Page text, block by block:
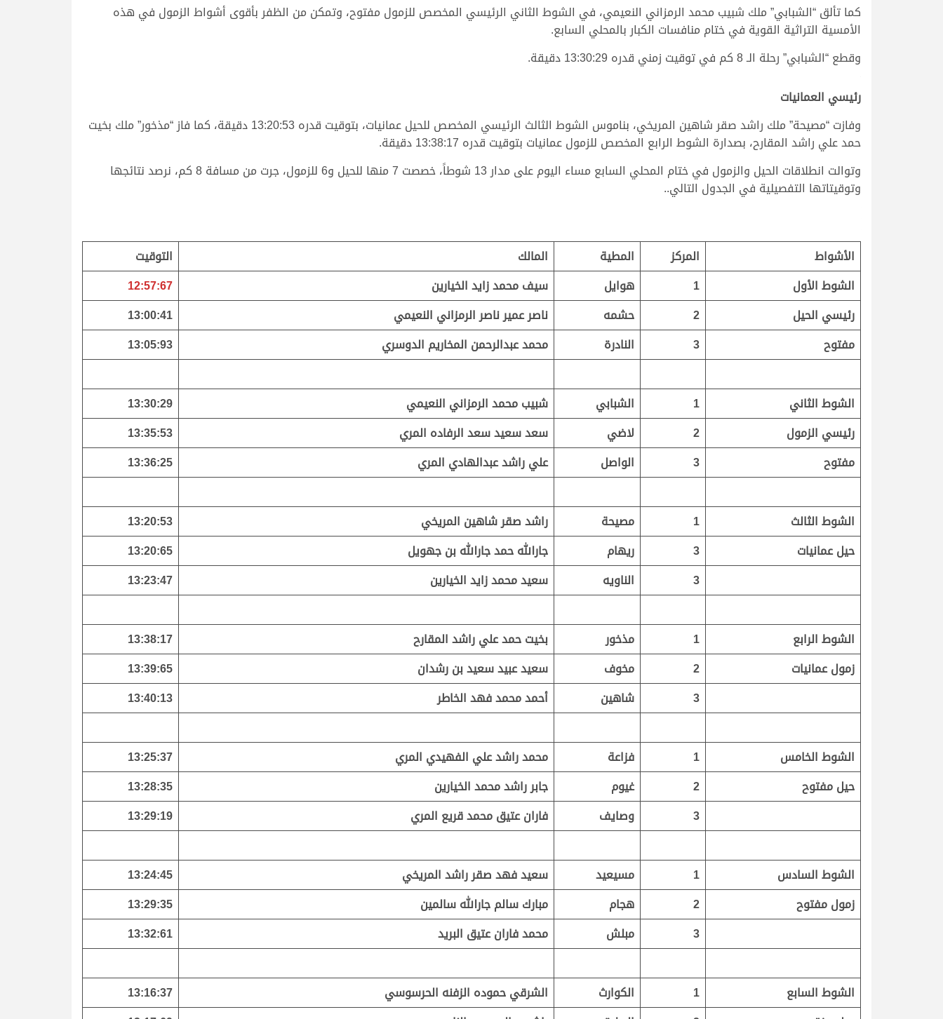
كما تألق “الشبابي” ملك شبيب محمد الرمزاني النعيمي، في الشوط الثاني الرئيسي المخصص للزمول مفتوح، وتمكن من الظفر بأقوى أشواط الزمول في هذه
الأمسية التراثية القوية في ختام منافسات الكبار بالمحلي السابع.
وقطع “الشبابي” رحلة الـ 8 كم في توقيت زمني قدره 13:30:29 دقيقة.
رئيسي العمانيات
وفازت “مصيحة” ملك راشد صقر شاهين المريخي، بناموس الشوط الثالث الرئيسي المخصص للحيل عمانيات، بتوقيت قدره 13:20:53 دقيقة، كما فاز “مذخور” ملك بخيت
حمد علي راشد المقارح، بصدارة الشوط الرابع المخصص للزمول عمانيات بتوقيت قدره 13:38:17 دقيقة.
وتوالت انطلاقات الحيل والزمول في ختام المحلي السابع مساء اليوم على مدار 13 شوطاً، خصصت 7 منها للحيل و6 للزمول، جرت من مسافة 8 كم، نرصد نتائجها
وتوقيتاتها التفصيلية في الجدول التالي..
الأشواط المركز المطية المالك
التوقيت
الشوط الأول
1 هوايل سيف محمد زايد الخيارين
12:57:67
رئيسي الحيل
2 حشمه ناصر عمير ناصر الرمزاني النعيمي
13:00:41
مفتوح
3 النادرة محمد عبدالرحمن المخاريم الدوسري 13:05:93
الشوط الثاني 1 الشبابي شبيب محمد الرمزاني النعيمي
13:30:29
رئيسي الزمول
2 لاضي سعد سعيد سعد الرفاده المري
13:35:53
مفتوح
3 الواصل علي راشد عبدالهادي المري 13:36:25
الشوط الثالث 1 مصيحة راشد صقر شاهين المريخي
13:20:53
حيل عمانيات
3 ريهام جارالله حمد جارالله بن جهويل
13:20:65
3
الناويه سعيد محمد زايد الخيارين 13:23:47
الشوط الرابع 1 مذخور بخيت حمد علي راشد المقارح
13:38:17
زمول عمانيات
2 مخوف سعيد عبيد سعيد بن رشدان
13:39:65
3
شاهين أحمد محمد فهد الخاطر 13:40:13
الشوط الخامس 1 فزاعة محمد راشد علي الفهيدي المري
13:25:37
حيل مفتوح
2 غيوم جابر راشد محمد الخيارين
13:28:35
3
وصايف فاران عتيق محمد قريع المري 13:29:19
الشوط السادس 1 مسيعيد سعيد فهد صقر راشد المريخي
13:24:45
زمول مفتوح
2 هجام مبارك سالم جارالله سالمين
13:29:35
3
مبلش محمد فاران عتيق البريد 13:32:61
الشوط السابع 1 الكوارث الشرقي حموده الزفنه الحرسوسي
13:16:37